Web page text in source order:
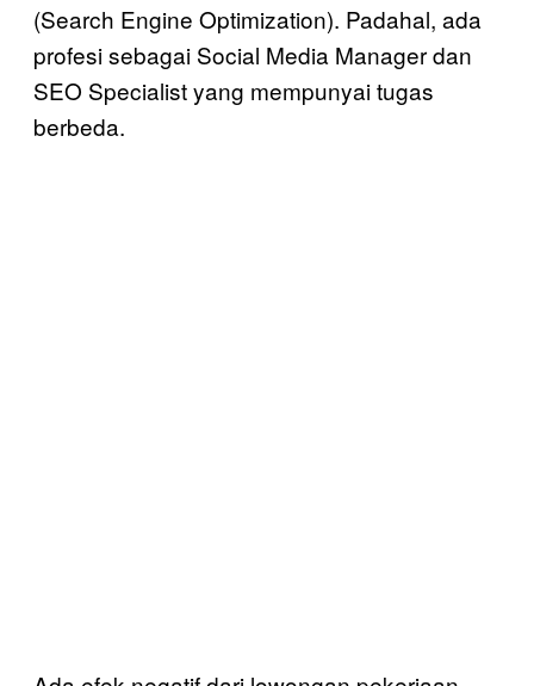
(Search Engine Optimization). Padahal, ada
profesi sebagai Social Media Manager dan
SEO Specialist yang mempunyai tugas
berbeda.